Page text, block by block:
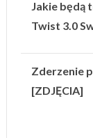
Jakie będą
Twist 3.0
Zderzenie
[ZDJĘCIA]